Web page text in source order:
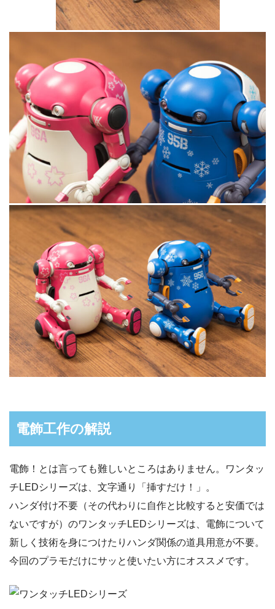
電飾工作の解説
電飾！とは言っても難しいところはありません。ワンタッ
チLEDシリーズは、文字通り「挿すだけ！」。
ハンダ付け不要（その代わりに自作と比較すると安価では
ないですが）のワンタッチLEDシリーズは、電飾について
新しく技術を身につけたりハンダ関係の道具用意が不要。
今回のプラモだけにサッと使いたい方にオススメです。